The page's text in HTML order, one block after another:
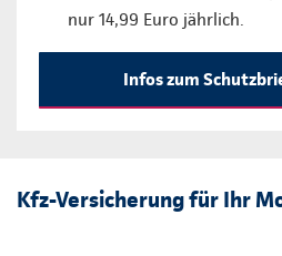
nur 14,99 Euro jährlich.
Infos zum
Kfz-Versicherung für Ihr